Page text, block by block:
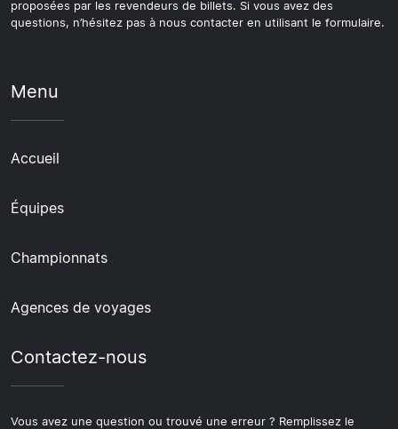
proposées par les revendeurs de billets. Si vous avez des
questions, n’hésitez pas à nous contacter en utilisant le formulaire.
Menu
Accueil
Équipes
Championnats
Agences de voyages
Contactez-nous
Vous avez une question ou trouvé une erreur ? Remplissez le